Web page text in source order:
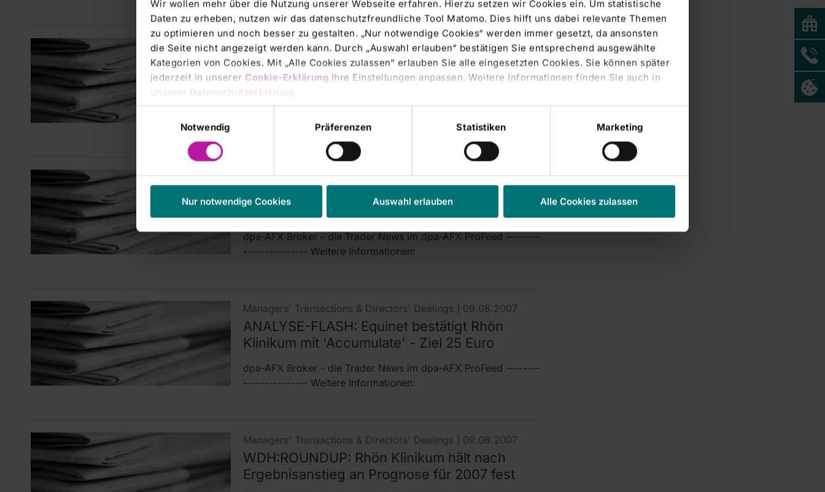
Wir wollen mehr über die Nutzung unserer Webseite erfahren. Hierzu setzen wir Cookies ein. Um statistische
Daten zu erheben, nutzen wir das datenschutzfreundliche Tool Matomo. Dies hilft uns dabei relevante Themen
zu optimieren und noch besser zu gestalten. „Nur notwendige Cookies“ werden immer gesetzt, da ansonsten
die Seite nicht angezeigt werden kann. Durch „Auswahl erlauben“ bestätigen Sie entsprechend ausgewählte
Kategorien von Cookies. Mit „Alle Cookies zulassen“ erlauben Sie alle eingesetzten Cookies. Sie können später
jederzeit in unserer Cookie-Erklärung Ihre Einstellungen anpassen. Weitere Informationen finden Sie auch in
unserer Datenschutzerklärung
Notwendig
Präferenzen Statistiken Marketing
Nur notwendige Cookies Auswahl erlauben Alle Cookies zulassen
Managers' Transactions & Directors' Dealings |09.08.2007
ANALYSE-FLASH: M.M. Warburg hebt Rhön
Klinkum auf 'Buy' - Ziel 24 Euro
dpa-AFX Broker - die Trader News im dpa-AFX ProFeed --------
Managers' Transactions & Directors' Dealings |09.08.2007
ANALYSE-FLASH: Sal. Oppenheim bestätigt
Rhön Klinikum mit 'Neutral'
dpa-AFX Broker - die Trader News im dpa-AFX ProFeed --------
--------------- Weitere Informationen:
Managers' Transactions & Directors' Dealings | 09.08.2007
ANALYSE-FLASH: Equinet bestätigt Rhön
Klinikum mit 'Accumulate' - Ziel 25 Euro
dpa-AFX Broker - die Trader News im dpa-AFX ProFeed --------
--------------- Weitere Informationen:
Managers' Transactions & Directors' Dealings | 09.08.2007
WDH:ROUNDUP: Rhön Klinikum hält nach
Ergebnisanstieg an Prognose für 2007 fest